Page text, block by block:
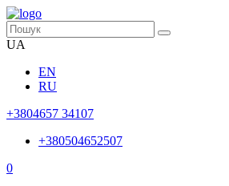
UA
EN
RU
+3804657 34107
+380504652507
0